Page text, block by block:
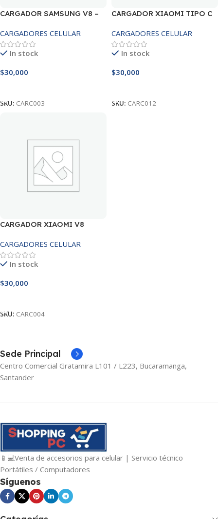
CARGADOR SAMSUNG V8 –
CARGADORES CELULAR
In stock
$30,000
SKU: CARC003
CARGADOR XIAOMI TIPO C
CARGADORES CELULAR
In stock
$30,000
SKU: CARC012
CARGADOR XIAOMI V8
CARGADORES CELULAR
In stock
$30,000
SKU: CARC004
Sede Principal
Centro Comercial Gratamira L101 / L223, Bucaramanga,
Santander
📱💻Venta de accesorios para celular | Servicio técnico
Portátiles / Computadores
Síguenos